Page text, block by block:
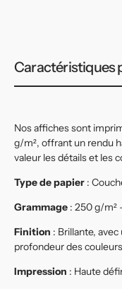
Caractéristiques
Nos affiches sont
g/m², offrant un rendu
valeur les détails et les
Type de papier :
Grammage : 250 g/m²
Finition : Brillante,
profondeur des couleurs
Impression : Haute